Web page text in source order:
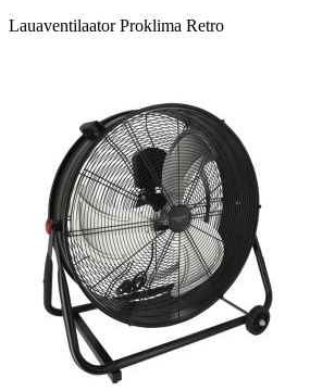
Lauaventilaator Proklima Retro